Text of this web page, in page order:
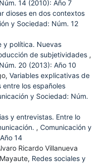
14 (2010): Año 7
dioses en dos contextos
y Sociedad: Núm. 12
y política. Nuevas
de subjetividades ,
20 (2013): Año 10
Variables explicativas de
los españoles
y Sociedad: Núm.
y entrevistas. Entre lo
, Comunicación y
14
Ricardo Villanueva
Redes sociales y